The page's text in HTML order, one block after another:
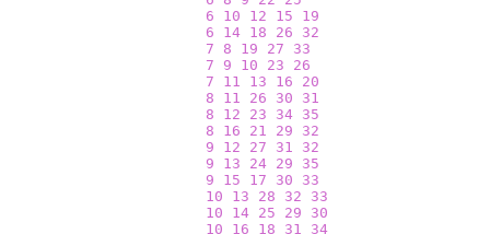
6
10 12 15
19
6
14 18 26
32
7
8 19 27
33
7
9 10 23
26
7
11 13 16
20
8
11 26 30
31
8
12 23 34 35
8
16 21 29
32
9
12 27 31
32
9
13 24 29
35
9
15 17 30
33
10
13 28 32
33
10
14 25 29
30
10
16 18 31
34